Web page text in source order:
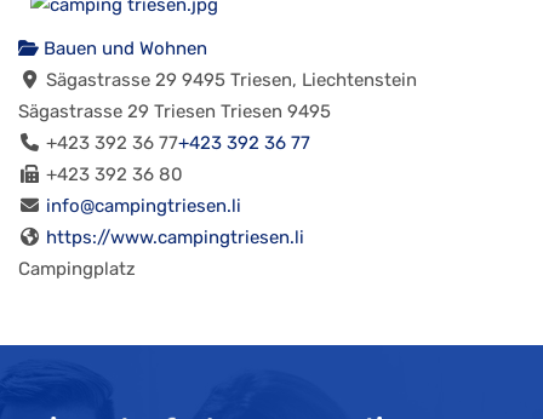
Bauen und Wohnen
Sägastrasse 29 9495 Triesen, Liechtenstein
Sägastrasse 29 Triesen Triesen 9495
+423 392 36 77+423 392 36 77
+423 392 36 80
info@campingtriesen.li
https://www.campingtriesen.li
Campingplatz